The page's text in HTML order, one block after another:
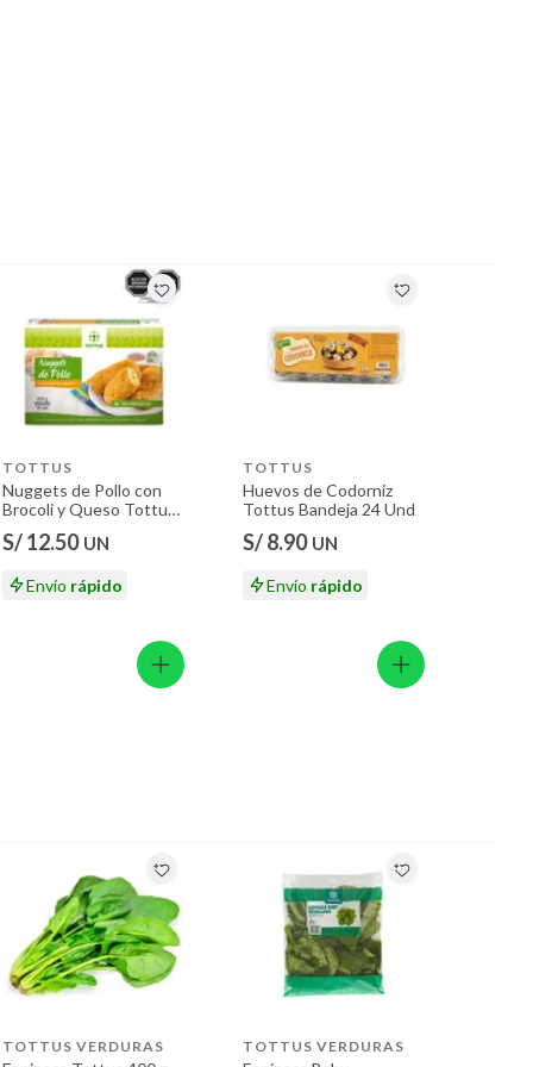
TOTTUS
Nuggets de Pollo con
Brocoli y Queso Tottus
S/ 12.50 UN
Envío rápido
TOTTUS
Huevos de Codorniz
Tottus Bandeja 24 Und
S/ 8.90 UN
Envío rápido
TOTTUS VERDURAS TOTTUS VERDURAS